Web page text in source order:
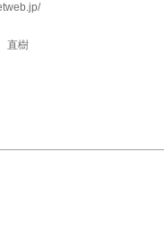
直樹